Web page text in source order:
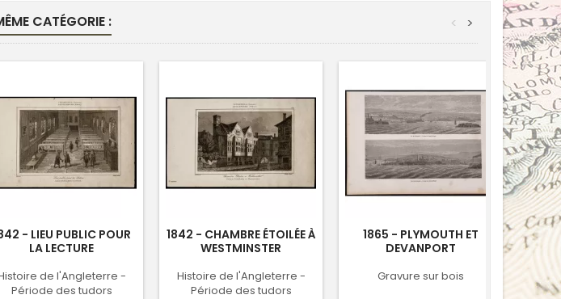
CATÉGORIE : >
<
- LIEU PUBLIC POUR
LA LECTURE
de l'Angleterre -
Période des tudors
1842 - CHAMBRE ÉTOILÉE À
WESTMINSTER
Histoire de l'Angleterre -
Période des tudors
1865 - PLYMOUTH ET
DEVANPORT
Gravure sur bois